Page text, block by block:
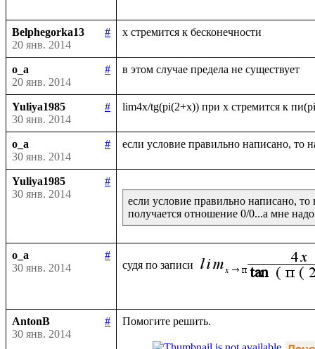
Belphegorka13
#
20 янв. 2014
o_a
#
20 янв. 2014
Yuliya1985
#
30 янв. 2014
o_a
#
30 янв. 2014
Yuliya1985
#
30 янв. 2014
если условие правильно написано, то
o_a
#
30 янв. 2014
судя по записи
AntonB
#
30 янв. 2014